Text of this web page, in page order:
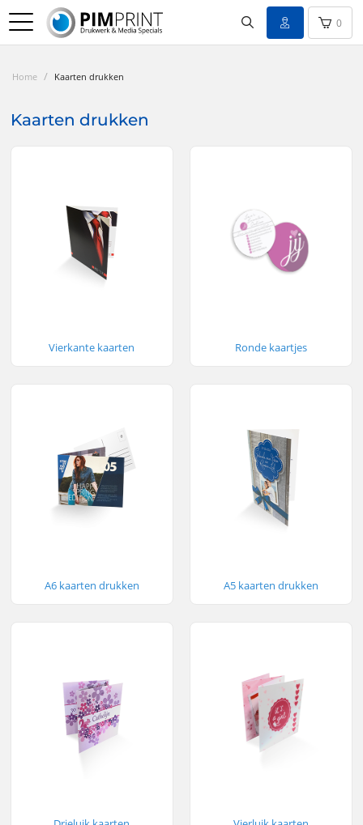
0
Home / Kaarten drukken
Kaarten drukken
Vierkante kaarten Ronde kaartjes
A6 kaarten drukken A5 kaarten drukken